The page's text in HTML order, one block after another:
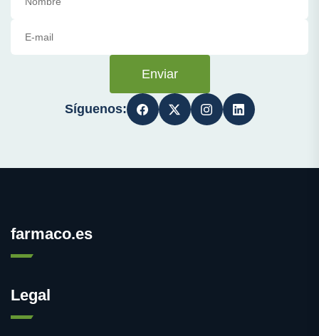
Enviar
Síguenos:
farmaco.es
Legal